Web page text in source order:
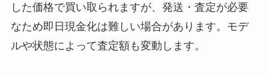
した価格で買い取られますが、発送・査定が必要
なため即日現金化は難しい場合があります。モデ
ルや状態によって査定額も変動します。